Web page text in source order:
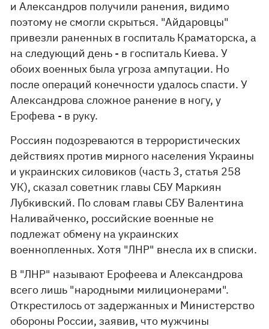
и Александров получили ранения, видимо
поэтому не смогли скрыться. "Айдаровцы"
привезли раненных в госпиталь Краматорска, а
на следующий день - в госпиталь Киева. У
обоих военных была угроза ампутации. Но
после операций конечности удалось спасти. У
Александрова сложное ранение в ногу, у
Ерофева - в руку.
Россиян подозреваются в террористических
действиях против мирного населения Украины
и украинских силовиков (часть 3, статья 258
УК), сказал советник главы СБУ Маркиян
Лубкивский. По словам главы СБУ Валентина
Наливайченко, российские военные не
подлежат обмену на украинских
военнопленных. Хотя "ЛНР" внесла их в списки.
В "ЛНР" называют Ерофеева и Александрова
всего лишь "народными милиционерами".
Открестилось от задержанных и Министерство
обороны России, заявив, что мужчины